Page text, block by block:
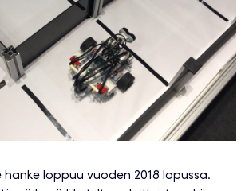
hanke loppuu vuoden 2018 lopussa.